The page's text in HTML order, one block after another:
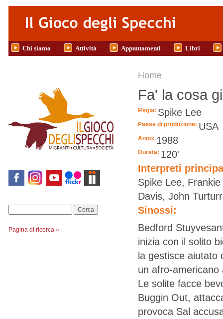
Salta al contenuto principale
Chi siamo Attività Appuntamenti Libri
Pagina di ricerca »
Tu sei qui
Home
Fa' la cosa
Regia: Spike Lee
Paese di produzione: USA
Anno: 1988
Durata: 120'
Interpreti
Spike Lee,
Davis, John
Sinossi:
Bedford
inizia con il solito
la gestisce aiutato
un afro-americano
Le solite facce
Buggin Out,
provoca Sal